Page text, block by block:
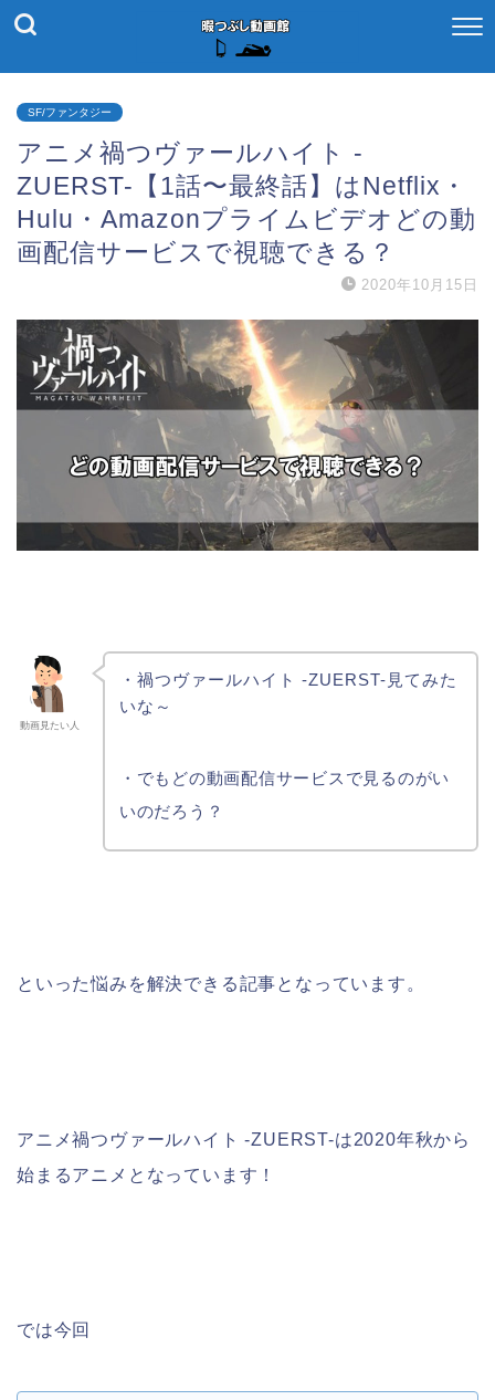
SF/ファンタジー
アニメ禍つヴァールハイト -
ZUERST-【1話〜最終話】はNetflix・
Hulu・Amazonプライムビデオどの動
画配信サービスで視聴できる？
2020年10月15日
動画見たい人
・禍つヴァールハイト -ZUERST-見てみた
いな～
・でもどの動画配信サービスで見るのがい
いのだろう？
といった悩みを解決できる記事となっています。
アニメ禍つヴァールハイト -ZUERST-は2020年秋から
始まるアニメとなっています！
では今回